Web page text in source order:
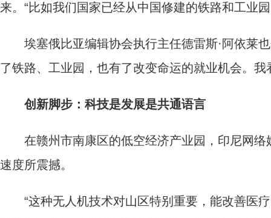
来。“比如我们国家已经从中国修建的铁路和工业
埃塞俄比亚编辑协会执行主任德雷斯·阿依莱也
了铁路、工业园，也有了改变命运的就业机会。我
创新脚步：科技是发展是共通语言
在赣州市南康区的低空经济产业园，印尼网络
速度所震撼。
“这种无人机技术对山区特别重要，能改善医疗